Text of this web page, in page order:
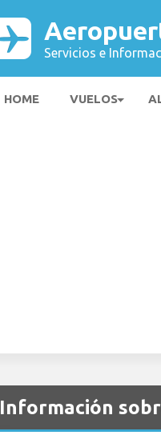
Servicios e
HOME VUELOS
Información